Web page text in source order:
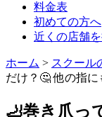
料金表
初めての方へ
近くの店舗
ホーム > スクール
だけ？🤔 他の指に
🦶巻き爪っ